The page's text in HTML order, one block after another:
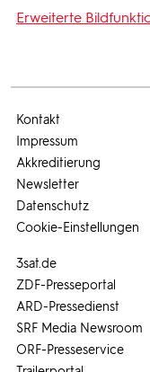
Erweiterte
3sat.de
ZDF-Presseportal
ARD-Pressedienst
SRF Media Newsroom
ORF-Presseservice
Kontakt
Impressum
Akkreditierung
Newsletter
Datenschutz
Cookie-Einstellungen